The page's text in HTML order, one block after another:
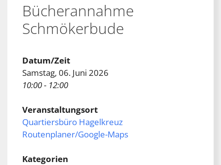
Bücherannahme
Schmökerbude
Datum/Zeit
Samstag, 06. Juni 2026
10:00 - 12:00
Veranstaltungsort
Quartiersbüro Hagelkreuz
Routenplaner/Google-Maps
Kategorien